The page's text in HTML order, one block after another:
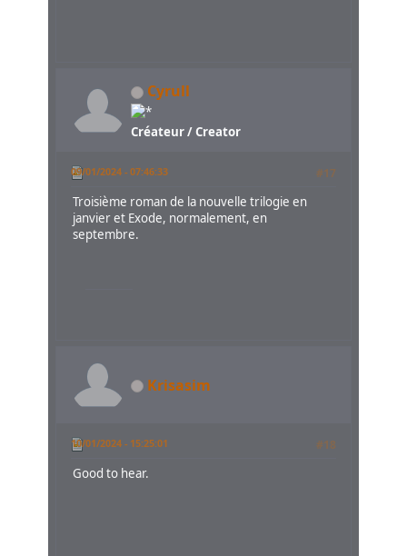
Cyrull
Créateur / Creator
09/01/2024 - 07:46:33 #17
Troisième roman de la nouvelle trilogie en
janvier et Exode, normalement, en
septembre.
Krisasim
10/01/2024 - 15:25:01 #18
Good to hear.